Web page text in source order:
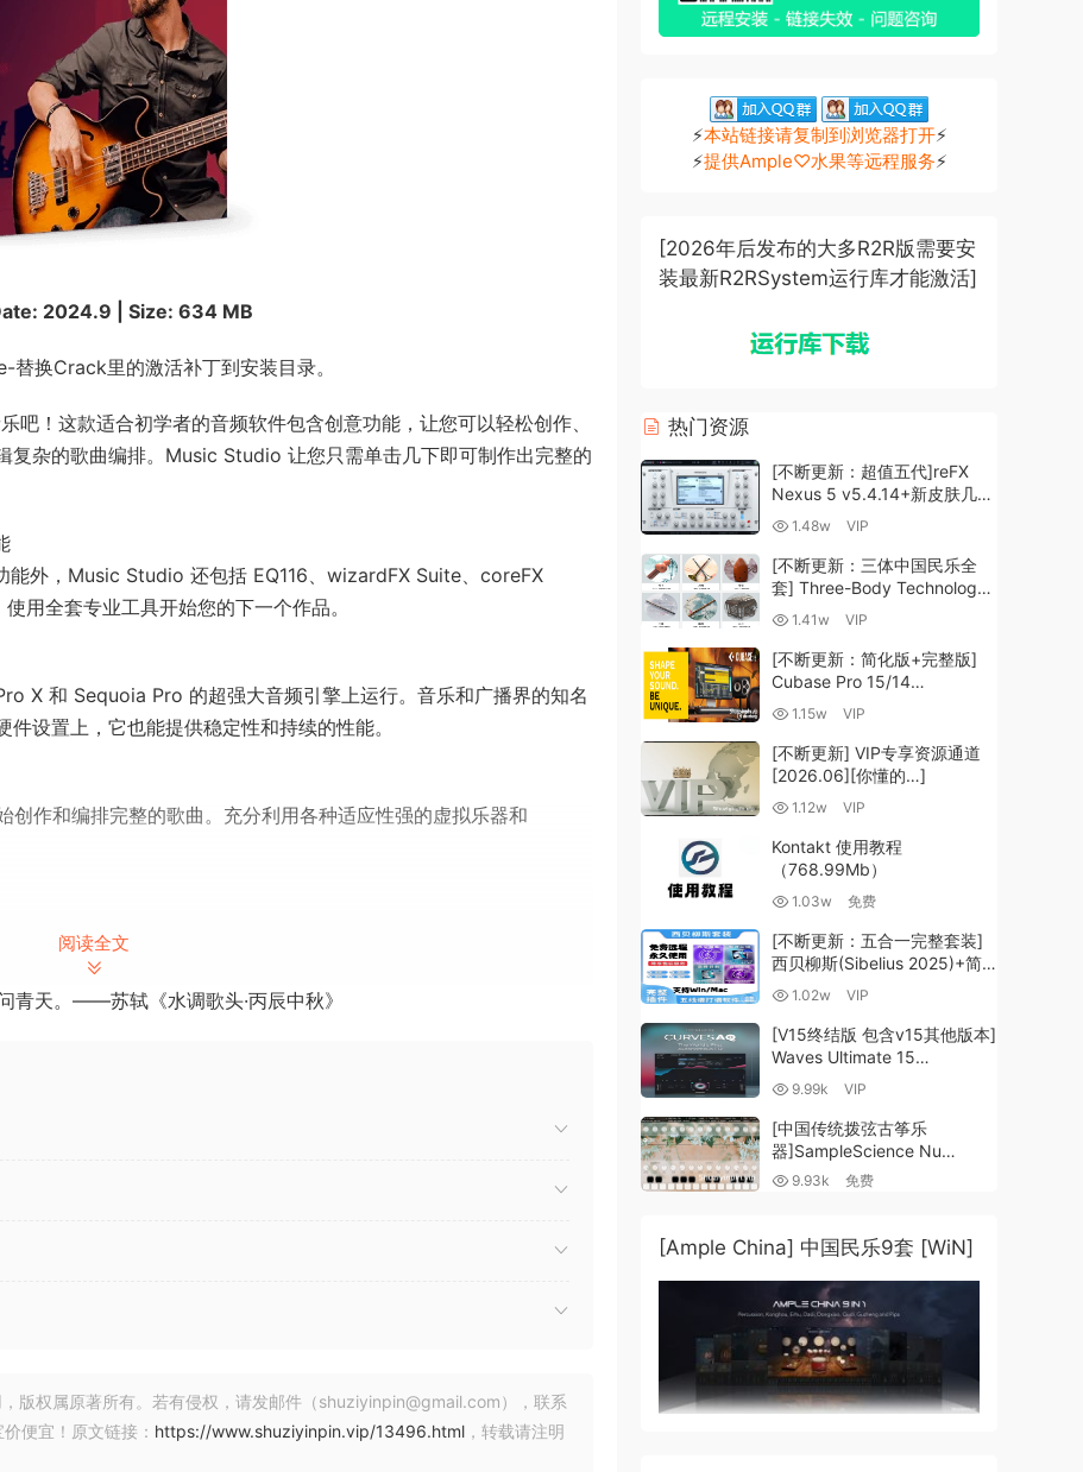
2024.9 | Size: 634 MB
换Crack里的激活补丁到安装目录。
！这款适合初学者的音频软件包含创意功能，让您可以轻松创作、
复杂的歌曲编排。Music Studio 让您只需单击几下即可制作出完整的
能外，Music Studio 还包括 EQ116、wizardFX Suite、coreFX
用全套专业工具开始您的下一个作品。
X 和 Sequoia Pro 的超强大音频引擎上运行。音乐和广播界的知名
设置上，它也能提供稳定性和持续的性能。
作和编排完整的歌曲。充分利用各种适应性强的虚拟乐器和
搭配。Soundpool 和 ACID Loop Collections 按流派排列，提供大
阅读全文
青天。——苏轼《水调歌头·丙辰中秋》
版权属原著所有。若有侵权，请发邮件（shuziyinpin@gmail.com），联系
便宜！原文链接： https://www.shuziyinpin.vip/13496.html ，转载请注明
⚡本站链接请复制到浏览器打开⚡
⚡提供Ample♡水果等远程服务⚡
[2026年后发布的大多R2R版需要安
装最新R2RSystem运行库才能激活]
热门资源
[不断更新：超值五代]reFX
Nexus 5 v5.4.14+新皮肤几十
套+原厂+全套扩展+教程
1.48w VIP
[不断更新：三体中国民乐全
套] Three-Body Technology-
R2R [WiN, MacOSX]
1.41w VIP
[不断更新：简化版+完整版]
Cubase Pro 15/14
VR/R2R/U2B+原厂音源+插件
MacOSX]（704.0MB+）
1.15w VIP
[不断更新] VIP专享资源通道
[2026.06][你懂的…]
1.12w VIP
Kontakt 使用教程
（768.99Mb）
1.03w 免费
[不断更新：五合一完整套装]
西贝柳斯(Sibelius 2025)+简
谱插件V8+图片识别+音频识别
MacOSX]（80.48GB+）
1.02w VIP
[V15终结版 包含v15其他版本]
Waves Ultimate 15
v25.05.27+一键安装版+安装
MacOSX]
（4.1GB+10.2GB+9.6GB）
9.99k VIP
[中国传统拨弦古筝乐
器]SampleScience Nu
Guzheng v2.0 x64 VST
9.93k 免费
[Ample China] 中国民乐9套 [WiN]